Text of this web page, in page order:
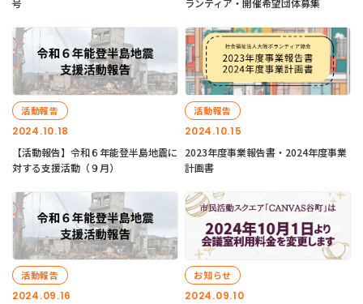
号
ランティア・開催希望団体募集
2024.10.18
活動報告
【活動報告】令和６年能登半島地震に
対する支援活動（９月）
2024.10.15
活動報告
2023年度事業報告書・2024年度事業
計画書
2024.09.16
活動報告
2024.09.10
お知らせ